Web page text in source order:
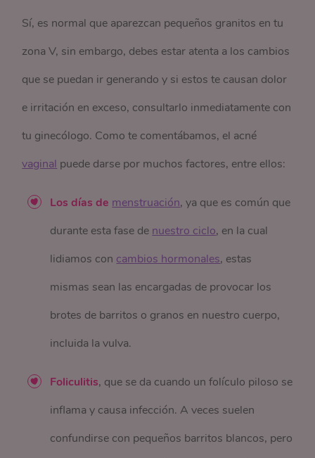
Sí, es normal que aparezcan pequeños granitos en tu
zona V, sin embargo, debes estar atenta a los cambios
que se puedan ir generando y si estos te causan dolor
e irritación en exceso, consultarlo inmediatamente con
tu ginecólogo. Como te comentábamos, el acné
vaginal puede darse por muchos factores, entre ellos:
Los días de menstruación, ya que es común que
durante esta fase de nuestro ciclo, en la cual
lidiamos con cambios hormonales, estas
mismas sean las encargadas de provocar los
brotes de barritos o granos en nuestro cuerpo,
incluida la vulva.
Foliculitis, que se da cuando un folículo piloso se
inflama y causa infección. A veces suelen
confundirse con pequeños barritos blancos, pero